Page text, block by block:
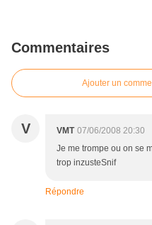
Commentaires
Ajouter un
V VMT 07/06/2008 20:30
Je me trompe ou on se
trop inzusteSnif
Répondre